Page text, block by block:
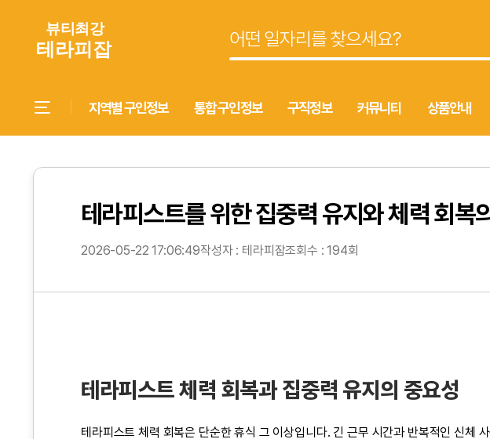
지역별 구인정보 통합 구인정보 구직정보 커뮤니티 상품안내
테라피스트를 위한 집중력 유지와 체력 회복
2026-05-22 17:06:49작성자 : 테라피잡조회수 : 194회
테라피스트 체력 회복과 집중력 유지의 중요성
테라피스트 체력 회복은 단순한 휴식 그 이상입니다. 긴 근무 시간과 반복적인 신체